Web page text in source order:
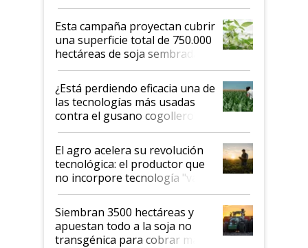
Esta campaña proyectan cubrir
una superficie total de 750.000
hectáreas de soja sembradas
con una nueva generación de
variedades que marcan un
salto tecnológico en genética y
rendimiento
¿Está perdiendo eficacia una de
las tecnologías más usadas
contra el gusano cogollero? El
desafío de una tecnología clave
El agro acelera su revolución
tecnológica: el productor que
no incorpore tecnología "va a
perder el tren"
Siembran 3500 hectáreas y
apuestan todo a la soja no
transgénica para cobrar más